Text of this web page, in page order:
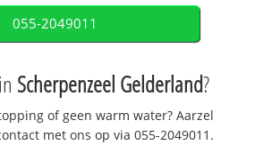
055-2049011
Scherpenzeel Gelderland?
of geen warm water? Aarzel
met ons op via 055-2049011.